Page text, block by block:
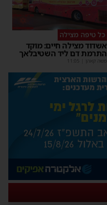
כל טיפה מצילה
אשדוד מצילה חיים: מוקד
התרמת דם ליד השטיבלאך
משה קאהן 11:05